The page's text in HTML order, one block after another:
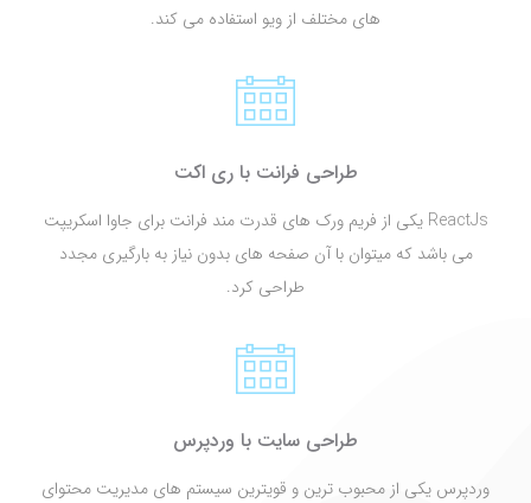
های مختلف از ویو استفاده می کند.
طراحی فرانت با ری اکت
ReactJs یکی از فریم ورک های قدرت مند فرانت برای جاوا اسکریپت
می باشد که میتوان با آن صفحه های بدون نیاز به بارگیری مجدد
طراحی کرد.
طراحی سایت با وردپرس
وردپرس یکی از محبوب ترین و قویترین سیستم های مدیریت محتوای